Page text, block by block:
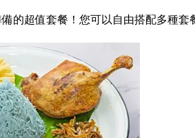
的超值套餐！您可以自由搭配多種套